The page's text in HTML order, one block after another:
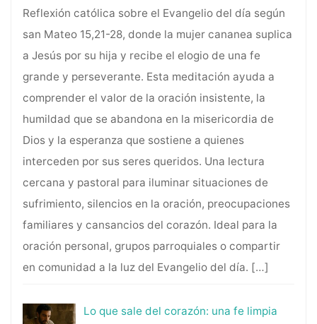
Reflexión católica sobre el Evangelio del día según
san Mateo 15,21-28, donde la mujer cananea suplica
a Jesús por su hija y recibe el elogio de una fe
grande y perseverante. Esta meditación ayuda a
comprender el valor de la oración insistente, la
humildad que se abandona en la misericordia de
Dios y la esperanza que sostiene a quienes
interceden por sus seres queridos. Una lectura
cercana y pastoral para iluminar situaciones de
sufrimiento, silencios en la oración, preocupaciones
familiares y cansancios del corazón. Ideal para la
oración personal, grupos parroquiales o compartir
en comunidad a la luz del Evangelio del día. […]
Lo que sale del corazón: una fe limpia